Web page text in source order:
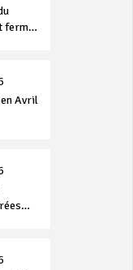
fermés
Avril